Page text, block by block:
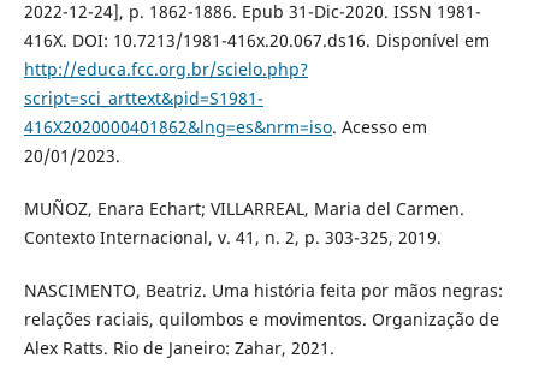
2022-12-24], p. 1862-1886. Epub 31-Dic-2020. ISSN 1981-
416X. DOI: 10.7213/1981-416x.20.067.ds16. Disponível em
http://educa.fcc.org.br/scielo.php?
script=sci_arttext&pid=S1981-
416X2020000401862&lng=es&nrm=iso. Acesso em
20/01/2023.
MUÑOZ, Enara Echart; VILLARREAL, Maria del Carmen.
Contexto Internacional, v. 41, n. 2, p. 303-325, 2019.
NASCIMENTO, Beatriz. Uma história feita por mãos negras:
relações raciais, quilombos e movimentos. Organização de
Alex Ratts. Rio de Janeiro: Zahar, 2021.